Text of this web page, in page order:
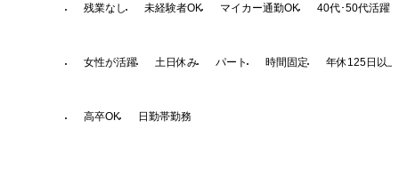
残業なし 未経験者OK マイカー通勤OK 40代･50代活躍
女性が活躍 土日休み パート 時間固定 年休125日以上
高卒OK 日勤帯勤務